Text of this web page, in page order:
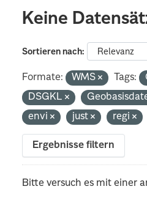
Keine
Sortieren nach
Formate: WMS Tags:
DSGKL
envi
just regi
Ergebnisse filtern
Bitte versuch es mit einer